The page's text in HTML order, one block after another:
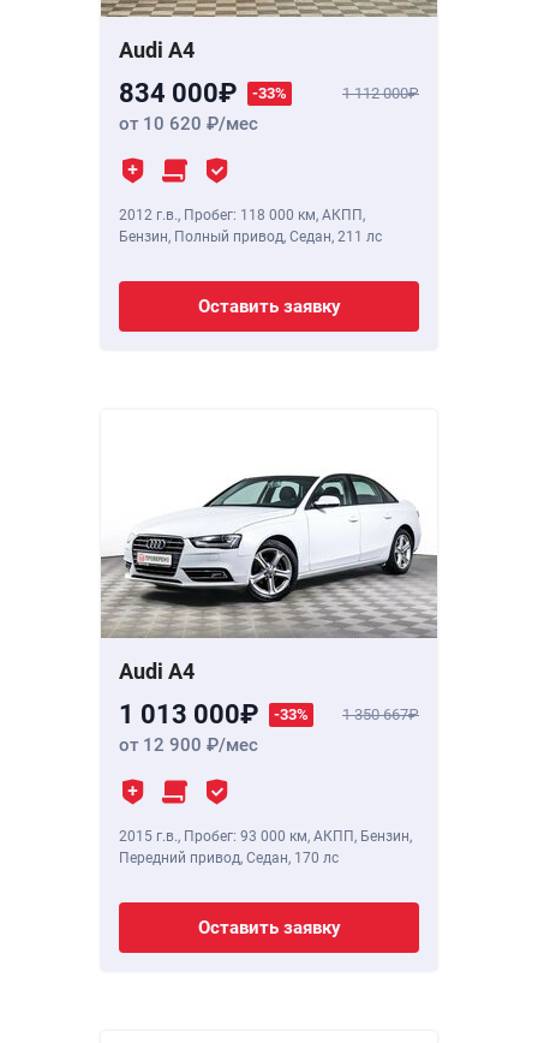
Audi A4
834 000 -33% 1 112 000
от 10 620 /мес
2012 г.в., Пробег: 118 000 км, АКПП,
Бензин, Полный привод, Седан, 211 лс
Оставить заявку
Audi A4
1 013 000 -33% 1 350 667
от 12 900 /мес
2015 г.в., Пробег: 93 000 км, АКПП, Бензин,
Передний привод, Седан, 170 лс
Оставить заявку